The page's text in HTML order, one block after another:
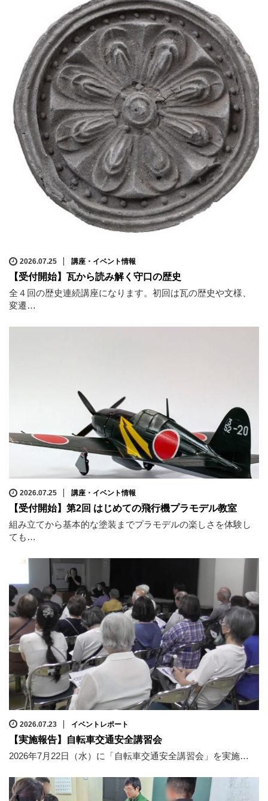
2026.07.25 講座・イベント情報
【受付開始】瓦から読み解く守口の歴史
全４回の歴史連続講座になります。初回は瓦の歴史や文様、
変遷…
2026.07.25 講座・イベント情報
【受付開始】第2回 はじめての飛行機プラモデル教室
組み立てから基本的な塗装までプラモデルの楽しさを体験し
ても…
2026.07.23 イベントレポート
【実施報告】自転車交通安全講習会
2026年7月22日（水）に「自転車交通安全講習会」を実施…